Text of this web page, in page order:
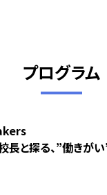
プログラム
長と探る、”働きが